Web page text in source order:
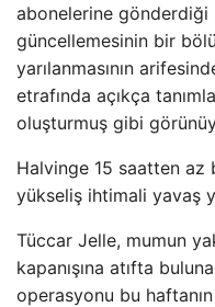
abonelerine
güncellemesinin bir
yarılanmasının
etrafında açıkça
oluşturmuş gibi
Halvinge 15 saatten
yükseliş ihtimali yavaş
Tüccar Jelle, mumun
kapanışına atıfta
operasyonu bu